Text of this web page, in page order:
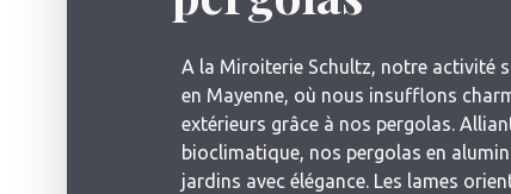
A la Miroiterie Schultz, notre activité
en Mayenne, où nous insufflons
extérieurs grâce à nos pergolas.
bioclimatique, nos pergolas en
jardins avec élégance. Les lames